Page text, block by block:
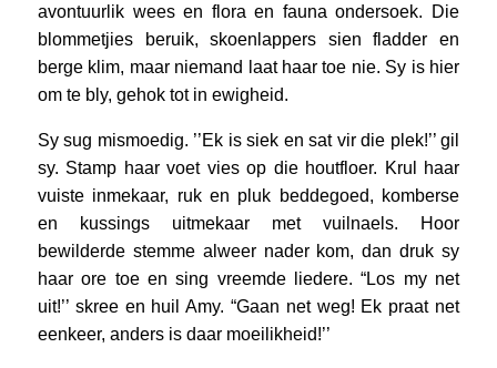
avontuurlik wees en flora en fauna ondersoek. Die
blommetjies beruik, skoenlappers sien fladder en
berge klim, maar niemand laat haar toe nie. Sy is hier
om te bly, gehok tot in ewigheid.
Sy sug mismoedig. ’’Ek is siek en sat vir die plek!’’ gil
sy. Stamp haar voet vies op die houtfloer. Krul haar
vuiste inmekaar, ruk en pluk beddegoed, komberse
en kussings uitmekaar met vuilnaels. Hoor
bewilderde stemme alweer nader kom, dan druk sy
haar ore toe en sing vreemde liedere. “Los my net
uit!’’ skree en huil Amy. “Gaan net weg! Ek praat net
eenkeer, anders is daar moeilikheid!’’